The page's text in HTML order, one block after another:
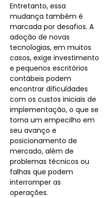
Entretanto, essa
mudança também é
marcada por desafios. A
adoção de novas
tecnologias, em muitos
casos, exige investimento
e pequenos escritórios
contábeis podem
encontrar dificuldades
com os custos iniciais de
implementação, o que se
torna um empecilho em
seu avanço e
posicionamento de
mercado, além de
problemas técnicos ou
falhas que podem
interromper as
operações.